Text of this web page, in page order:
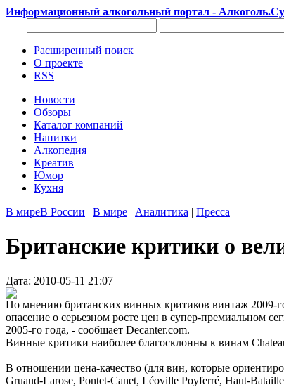
Информационный алкогольный портал - Алкоголь.Су
Расширенный поиск
О проекте
RSS
Новости
Обзоры
Каталог компаний
Напитки
Алкопедия
Креатив
Юмор
Кухня
В миреВ России | В мире | Аналитика | Пресса
Британские критики о
Дата: 2010-05-11 21:07
По мнению британских винных критиков винтаж 2009-
опасение о серьезном росте цен в супер-премиальном
2005-го года, - сообщает Decanter.com.
Винные критики наиболее благосклонны к винам
В отношении цена-качество (для вин, которые
Gruaud-Larose, Pontet-Canet, Léoville Poyferré, Haut-